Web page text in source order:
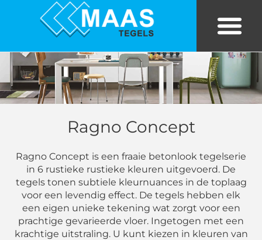
Ragno Concept
Ragno Concept is een fraaie betonlook tegelserie
in 6 rustieke rustieke kleuren uitgevoerd. De
tegels tonen subtiele kleurnuances in de toplaag
voor een levendig effect. De tegels hebben elk
een eigen unieke tekening wat zorgt voor een
prachtige gevarieerde vloer. Ingetogen met een
krachtige uitstraling. U kunt kiezen in kleuren van